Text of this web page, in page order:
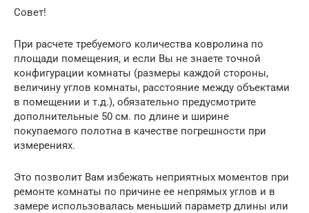
Совет!
При расчете требуемого количества ковролина по
площади помещения, и если Вы не знаете точной
конфигурации комнаты (размеры каждой стороны,
величину углов комнаты, расстояние между объектами
в помещении и т.д.), обязательно предусмотрите
дополнительные 50 см. по длине и ширине
покупаемого полотна в качестве погрешности при
измерениях.
Это позволит Вам избежать неприятных моментов при
ремонте комнаты по причине ее непрямых углов и в
замере использовалась меньший параметр длины или